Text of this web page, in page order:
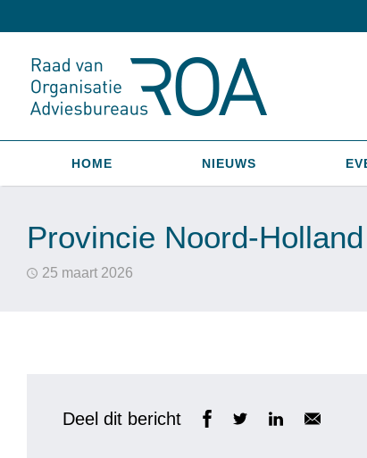
HOME NIEUWS
Provincie Noord-
25 maart 2026
Deel dit bericht